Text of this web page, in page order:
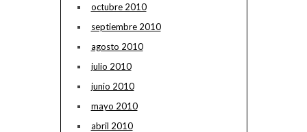
octubre 2010
septiembre 2010
agosto 2010
julio 2010
junio 2010
mayo 2010
abril 2010